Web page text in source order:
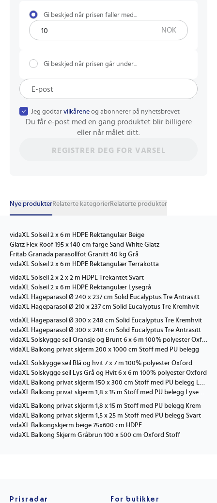
Gi beskjed når prisen faller med...
NOK
Gi beskjed når prisen går under...
Jeg godtar vilkårene og abonnerer på nyhetsbrevet
Du får e-post med en gang produktet blir billigere
eller når målet ditt.
REGISTRER DEG FOR VARSEL
Nye produkterRelaterte kategorierRelaterte produkter
vidaXL Solseil 2 x 6 m HDPE Rektangulær Beige
Glatz Flex Roof 195 x 140 cm farge Sand White Glatz
Fritab Granada parasollfot Granitt 40 kg Grå
vidaXL Solseil 2 x 6 m HDPE Rektangulær Terrakotta
vidaXL Solseil 2 x 2 x 2 m HDPE Trekantet Svart
vidaXL Solseil 2 x 6 m HDPE Rektangulær Lysegrå
vidaXL Hageparasol Ø 240 x 237 cm Solid Eucalyptus Tre Antrasitt
vidaXL Hageparasol Ø 210 x 237 cm Solid Eucalyptus Tre Kremhvit
vidaXL Hageparasol Ø 300 x 248 cm Solid Eucalyptus Tre Kremhvit
vidaXL Hageparasol Ø 300 x 248 cm Solid Eucalyptus Tre Antrasitt
vidaXL Balkong privat skjerm 200 x 1000 cm Stoff med PU belegg
vidaXL Solskygge seil Blå og hvit 7 x 7 m 100% polyester Oxford
vidaXL Solskygge seil Lys Grå og Hvit 6 x 6 m 100% polyester Oxford
vidaXL Balkong privat skjerm 1,8 x 15 m Stoff med PU belegg Krem
vidaXL Balkong privat skjerm 1,5 x 25 m Stoff med PU belegg Svart
vidaXL Balkongskjerm beige 75x600 cm HDPE
vidaXL Balkong Skjerm Gråbrun 100 x 500 cm Oxford Stoff
Prisradar For butikker